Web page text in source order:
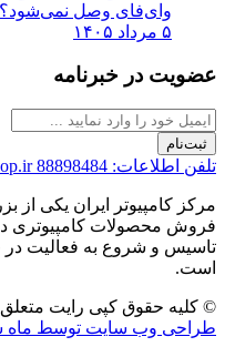
وای‌فای وصل نمی‌شود؟ (۱۰ راه حل قطعی ویندوز ۱۰
۵ مرداد ۱۴۰۵
عضویت در خبرنامه
ثبت‌نام
تلفن اطلاعات: 88898484
مرکز کامپیوتر ایران یکی از
است.
© کلیه حقوق کپی رایت متعلق
طراحی وب سایت توسط ماه